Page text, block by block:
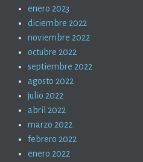
enero 2023
diciembre 2022
noviembre 2022
octubre 2022
septiembre 2022
agosto 2022
julio 2022
abril 2022
marzo 2022
febrero 2022
enero 2022